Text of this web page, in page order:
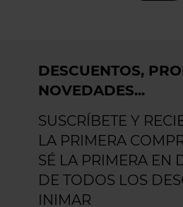
DESCUENTOS,
NOVEDADES...
SUSCRÍBETE Y
LA PRIMERA
SÉ LA PRIMERA EN
DE TODOS LOS
INIMAR